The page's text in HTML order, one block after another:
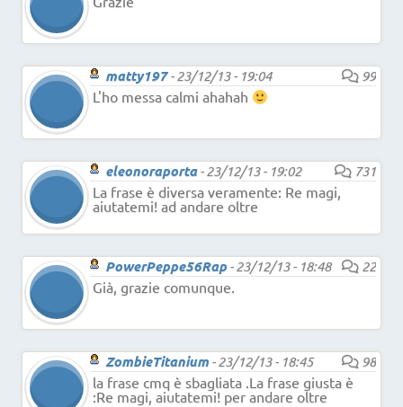
matty197-23/12/13 - 19:04
99
L'ho messa calmi ahahah
eleonoraporta-23/12/13 - 19:02
731
La frase è diversa veramente: Re magi,
aiutatemi! ad andare oltre
PowerPeppe56Rap -23/12/13 - 18:48
22
Già, grazie comunque.
ZombieTitanium -23/12/13 - 18:45
98
la frase cmq è sbagliata .La frase giusta è
:Re magi, aiutatemi! per andare oltre